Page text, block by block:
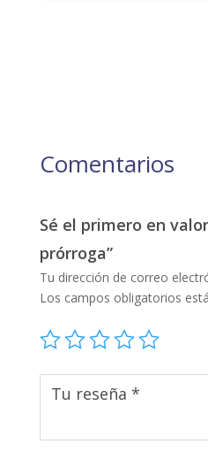
Comentarios
Sé el primero en
prórroga”
Tu dirección de correo
Los campos obligatorios